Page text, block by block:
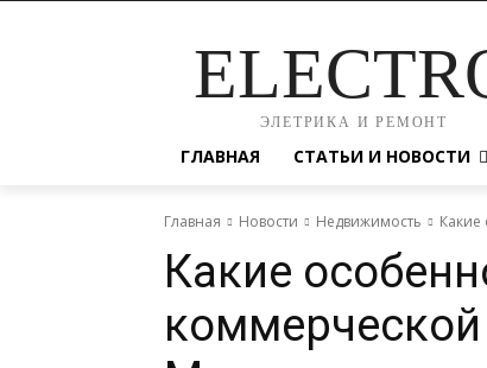
ЭЛЕТРИКА И РЕМОНТ
ГЛАВНАЯ СТАТЬИ И НОВОСТИ
Главная Новости Недвижимость
Какие